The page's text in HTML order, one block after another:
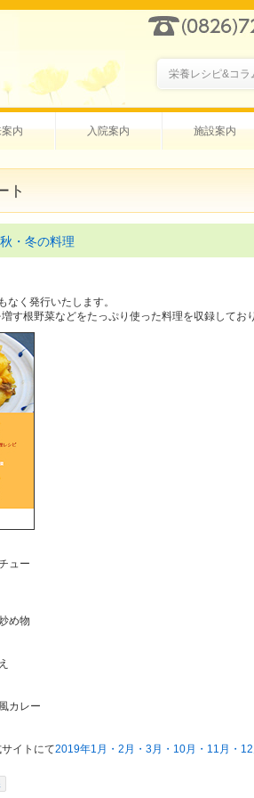
栄養レシピ&コラ
内 入院案内 施設案内
ト
・冬の料理
なく発行いたします。
す根野菜などをたっぷり使った料理を収録してお
ュー
め物
カレー
イトにて2019年1月・2月・3月・10月・11月・